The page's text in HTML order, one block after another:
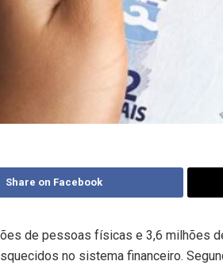
Share on Facebook
de pessoas físicas e 3,6 milhões
no sistema financeiro.